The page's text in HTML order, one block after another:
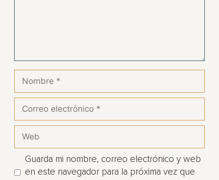
Guarda mi nombre, correo electrónico y web
en este navegador para la próxima vez que